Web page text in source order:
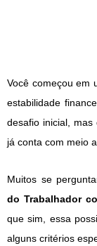
Você começou em
estabilidade
desafio inicial,
já conta com meio
Muitos se
do Trabalhador
que sim, essa
alguns critérios